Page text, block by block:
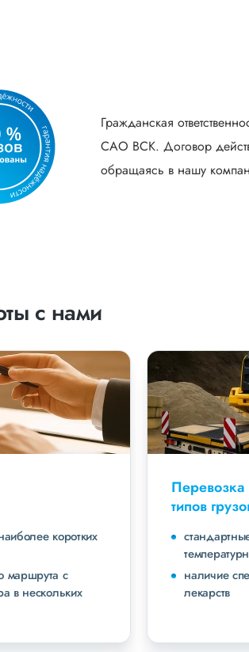
Гражданская
САО ВСК. Договор
обращаясь в нашу
с нами
коротких
маршрута с
в нескольких
типов
наличие
лекарств